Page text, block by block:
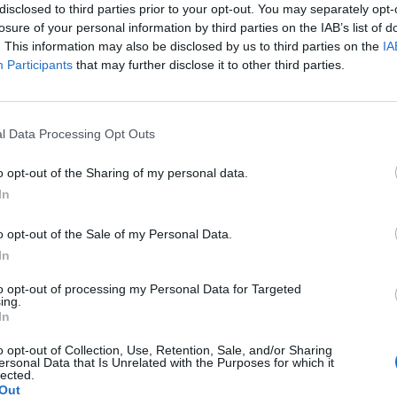
to third parties prior to your opt-out. You may separately
of your personal information by third parties on the IAB’s list of
This information may also be disclosed by us to third parties on the
Participants that may further disclose it to other third parties.
Data Processing Opt Outs
opt-out of the Sharing of my personal data.
opt-out of the Sale of my Personal Data.
opt-out of processing my Personal Data for Targeted
opt-out of Collection, Use, Retention, Sale, and/or Sharing
Data that Is Unrelated with the Purposes for which it
fiamme. Sul posto stanno operando
e due autobotti nella parte a nord della
Claudia direzione Tolfa. Tre squadre due
affrontato a via degli angeli il rogo
esplosioni. Tantissimi gli interventi per
sterpaglie causa alte temperatura,
come sempre poca attenzione a
e pulizia. Contemporaneamente e in atto
di autodemolizioni in località San
via degli Oleandri vis Palomba. Per la
di incendi si evidenzia la
disponibilità di tutti i vigili del fuoco sul
la non invulnerabilità e le non
per le tantissime chiamate di
sala operativa.
Rudy Giuliani a Come States?
americana